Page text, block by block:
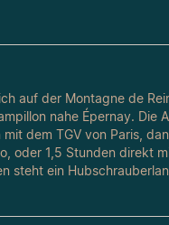
auf der Montagne de
nahe Épernay. Die
dem TGV von Paris,
oder 1,5 Stunden direkt
steht ein